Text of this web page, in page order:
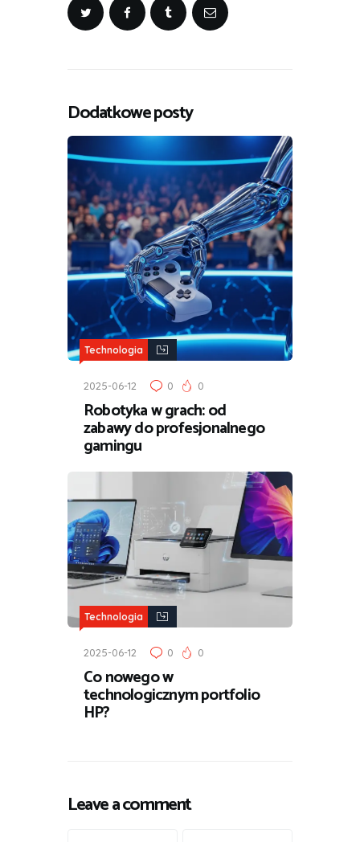
Dodatkowe posty
Technologia
2025-06-12 0 0
Robotyka w grach: od
zabawy do profesjonalnego
gamingu
Technologia
2025-06-12 0 0
Co nowego w
technologicznym portfolio
HP?
Leave a comment